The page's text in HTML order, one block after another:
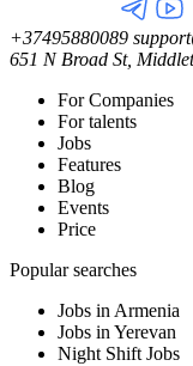
+37495880089
651 N Broad St,
For Companies
For talents
Jobs
Features
Blog
Events
Price
Popular searches
Jobs in Armenia
Jobs in Yerevan
Night Shift Jobs